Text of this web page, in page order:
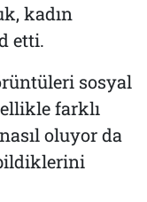
kadın
etti.
sosyal
farklı
oluyor da